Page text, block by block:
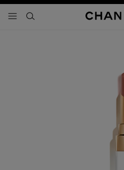
- navegación principal
buscar